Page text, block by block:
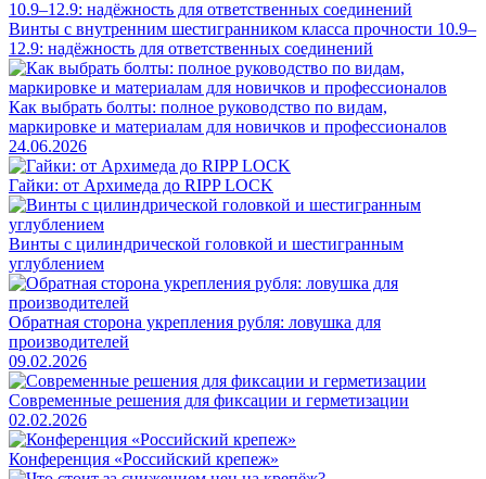
Винты с внутренним шестигранником класса прочности 10.9–
12.9: надёжность для ответственных соединений
Как выбрать болты: полное руководство по видам,
маркировке и материалам для новичков и профессионалов
24.06.2026
Гайки: от Архимеда до RIPP LOCK
Винты с цилиндрической головкой и шестигранным
углублением
Обратная сторона укрепления рубля: ловушка для
производителей
09.02.2026
Современные решения для фиксации и герметизации
02.02.2026
Конференция «Российский крепеж»